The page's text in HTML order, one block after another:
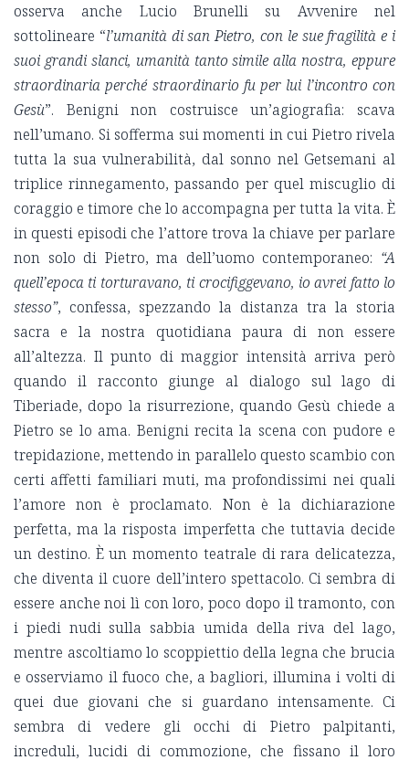
osserva anche Lucio Brunelli su Avvenire nel
sottolineare “l’umanità di san Pietro, con le sue fragilità e i
suoi grandi slanci, umanità tanto simile alla nostra, eppure
straordinaria perché straordinario fu per lui l’incontro con
Gesù”. Benigni non costruisce un’agiografia: scava
nell’umano. Si sofferma sui momenti in cui Pietro rivela
tutta la sua vulnerabilità, dal sonno nel Getsemani al
triplice rinnegamento, passando per quel miscuglio di
coraggio e timore che lo accompagna per tutta la vita. È
in questi episodi che l’attore trova la chiave per parlare
non solo di Pietro, ma dell’uomo contemporaneo: “A
quell’epoca ti torturavano, ti crocifiggevano, io avrei fatto lo
stesso”, confessa, spezzando la distanza tra la storia
sacra e la nostra quotidiana paura di non essere
all’altezza. Il punto di maggior intensità arriva però
quando il racconto giunge al dialogo sul lago di
Tiberiade, dopo la risurrezione, quando Gesù chiede a
Pietro se lo ama. Benigni recita la scena con pudore e
trepidazione, mettendo in parallelo questo scambio con
certi affetti familiari muti, ma profondissimi nei quali
l’amore non è proclamato. Non è la dichiarazione
perfetta, ma la risposta imperfetta che tuttavia decide
un destino. È un momento teatrale di rara delicatezza,
che diventa il cuore dell’intero spettacolo. Ci sembra di
essere anche noi lì con loro, poco dopo il tramonto, con
i piedi nudi sulla sabbia umida della riva del lago,
mentre ascoltiamo lo scoppiettio della legna che brucia
e osserviamo il fuoco che, a bagliori, illumina i volti di
quei due giovani che si guardano intensamente. Ci
sembra di vedere gli occhi di Pietro palpitanti,
increduli, lucidi di commozione, che fissano il loro